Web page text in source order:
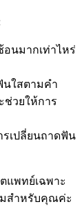
นมากเท่าไหร่
นใสตามคำ
ช่วยให้การ
เปลี่ยนถาดฟัน
แพทย์เฉพาะ
มสำหรับคุณค่ะ